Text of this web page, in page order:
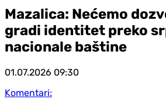
Mazalica: Nećemo
gradi identitet preko
nacionale baštine
01.07.2026 09:30
Komentari: